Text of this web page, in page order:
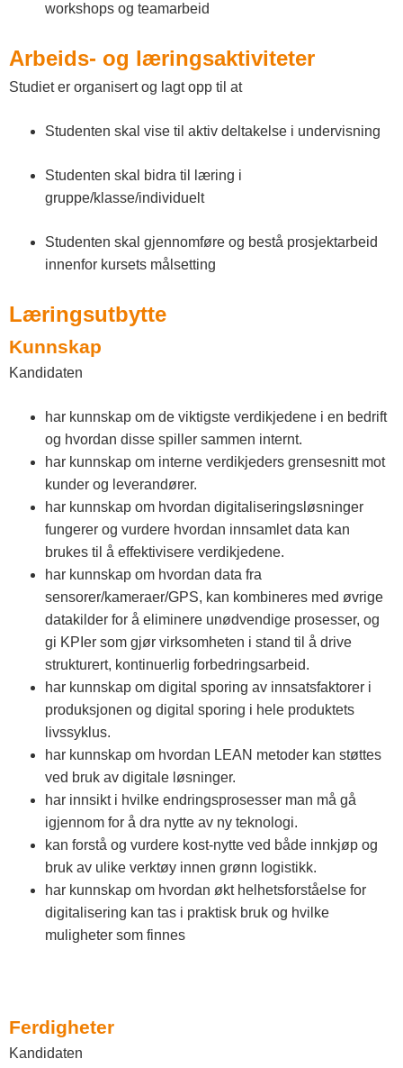
workshops og teamarbeid
Arbeids- og læringsaktiviteter
Studiet er organisert og lagt opp til at
Studenten skal vise til aktiv deltakelse i undervisning
Studenten skal bidra til læring i
gruppe/klasse/individuelt
Studenten skal gjennomføre og bestå prosjektarbeid
innenfor kursets målsetting
Læringsutbytte
Kunnskap
Kandidaten
har kunnskap om de viktigste verdikjedene i en bedrift
og hvordan disse spiller sammen internt.
har kunnskap om interne verdikjeders grensesnitt mot
kunder og leverandører.
har kunnskap om hvordan digitaliseringsløsninger
fungerer og vurdere hvordan innsamlet data kan
brukes til å effektivisere verdikjedene.
har kunnskap om hvordan data fra
sensorer/kameraer/GPS, kan kombineres med øvrige
datakilder for å eliminere unødvendige prosesser, og
gi KPIer som gjør virksomheten i stand til å drive
strukturert, kontinuerlig forbedringsarbeid.
har kunnskap om digital sporing av innsatsfaktorer i
produksjonen og digital sporing i hele produktets
livssyklus.
har kunnskap om hvordan LEAN metoder kan støttes
ved bruk av digitale løsninger.
har innsikt i hvilke endringsprosesser man må gå
igjennom for å dra nytte av ny teknologi.
kan forstå og vurdere kost-nytte ved både innkjøp og
bruk av ulike verktøy innen grønn logistikk.
har kunnskap om hvordan økt helhetsforståelse for
digitalisering kan tas i praktisk bruk og hvilke
muligheter som finnes
Ferdigheter
Kandidaten